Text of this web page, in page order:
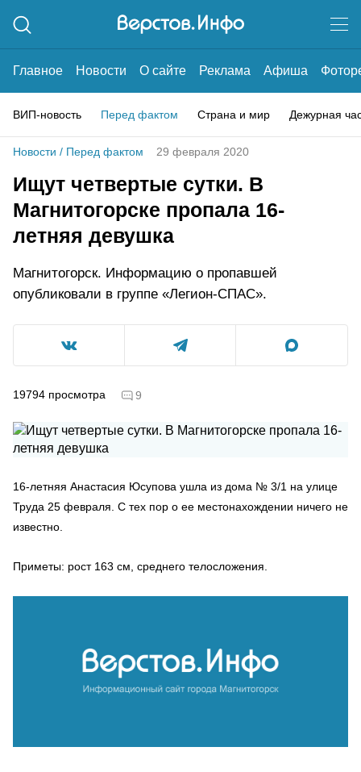
Главное Новости О сайте Реклама Афиша
ВИП-новость Перед фактом Страна и мир Дежурная
Новости / Перед фактом 29 февраля 2020
Ищут четвертые сутки. В
Магнитогорске пропала 16-
летняя девушка
Магнитогорск. Информацию о пропавшей
опубликовали в группе «Легион-СПАС».
19794 просмотра 9
16-летняя Анастасия Юсупова ушла из дома № 3/1 на улице
Труда 25 февраля. С тех пор о ее местонахождении ничего не
известно.
Приметы: рост 163 см, среднего телосложения.